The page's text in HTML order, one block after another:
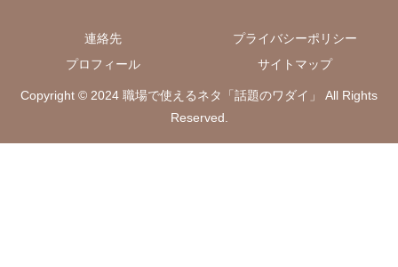
連絡先
プライバシーポリシー
プロフィール
サイトマップ
Copyright © 2024 職場で使えるネタ「話題のワダイ」 All Rights
Reserved.